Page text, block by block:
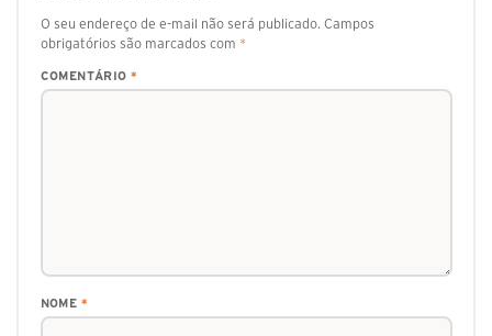
O seu endereço de e-mail não será publicado. Campos
obrigatórios são marcados com *
COMENTÁRIO *
NOME *